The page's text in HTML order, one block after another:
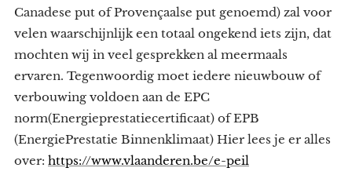
Canadese put of Provençaalse put genoemd) zal voor
velen waarschijnlijk een totaal ongekend iets zijn, dat
mochten wij in veel gesprekken al meermaals
ervaren. Tegenwoordig moet iedere nieuwbouw of
verbouwing voldoen aan de EPC
norm(Energieprestatiecertificaat) of EPB
(EnergiePrestatie Binnenklimaat) Hier lees je er alles
over: https://www.vlaanderen.be/e-peil